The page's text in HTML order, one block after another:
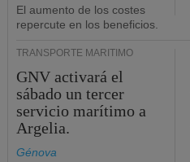
El aumento de los costes
repercute en los beneficios.
TRANSPORTE MARÍTIMO
GNV activará el
sábado un tercer
servicio marítimo a
Argelia.
Génova